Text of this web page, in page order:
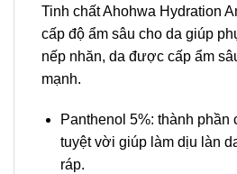
Tinh chất Ahohwa Hydration
cấp độ ẩm sâu cho da giúp
nếp nhăn, da được cấp ẩm
mạnh.
Panthenol 5%: thành phần
tuyệt vời giúp làm dịu làn
ráp.